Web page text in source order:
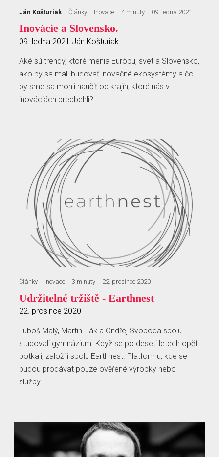
Ján Košturiak Články Inovace 4 minuty 09. ledna 2021
Inovácie a Slovensko.
09. ledna 2021 Ján Košturiak
Aké sú trendy, ktoré menia Európu, svet a Slovensko,
ako by sa mali budovať inovačné ekosystémy a čo
by sme sa mohli naučiť od krajín, ktoré nás v
inováciách predbehli?
Články Inovace 3 minuty 22. prosince 2020
Udržitelné tržiště - Earthnest
22. prosince 2020
Luboš Malý, Martin Hák a Ondřej Svoboda spolu
studovali gymnázium. Když se po deseti letech opět
potkali, založili spolu Earthnest. Platformu, kde se
budou prodávat pouze ověřené výrobky nebo
služby.